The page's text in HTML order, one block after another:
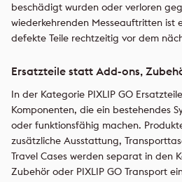
beschädigt wurden oder verloren
wiederkehrenden Messeauftritten ist
defekte Teile rechtzeitig vor dem
Ersatzteile statt Add-ons,
In der Kategorie PIXLIP GO
Komponenten, die ein bestehendes
oder funktionsfähig machen.
zusätzliche Ausstattung,
Travel Cases werden separat in den
Zubehör oder PIXLIP GO Transport